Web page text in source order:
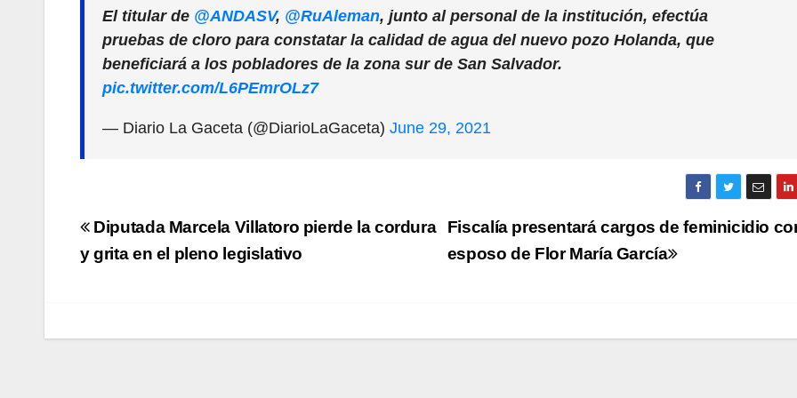
El titular de @ANDASV, @RuAleman, junto al personal de la institución, efectúa
pruebas de cloro para constatar la calidad de agua del nuevo pozo Holanda, que
beneficiará a los pobladores de la zona sur de San Salvador.
pic.twitter.com/L6PEmrOLz7
— Diario La Gaceta (@DiarioLaGaceta) June 29, 2021
Navegación
de
Fiscalía presentará cargos de feminicidio
esposo de Flor María García
Diputada Marcela Villatoro pierde la cordura
y grita en el pleno legislativo